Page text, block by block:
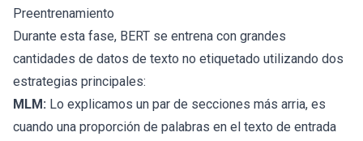
Preentrenamiento
Durante esta fase, BERT se entrena con grandes
cantidades de datos de texto no etiquetado utilizando dos
estrategias principales:
MLM: Lo explicamos un par de secciones más arria, es
cuando una proporción de palabras en el texto de entrada